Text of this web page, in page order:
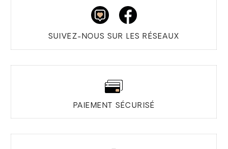
SUIVEZ-NOUS SUR LES RÉSEAUX
PAIEMENT SÉCURISÉ